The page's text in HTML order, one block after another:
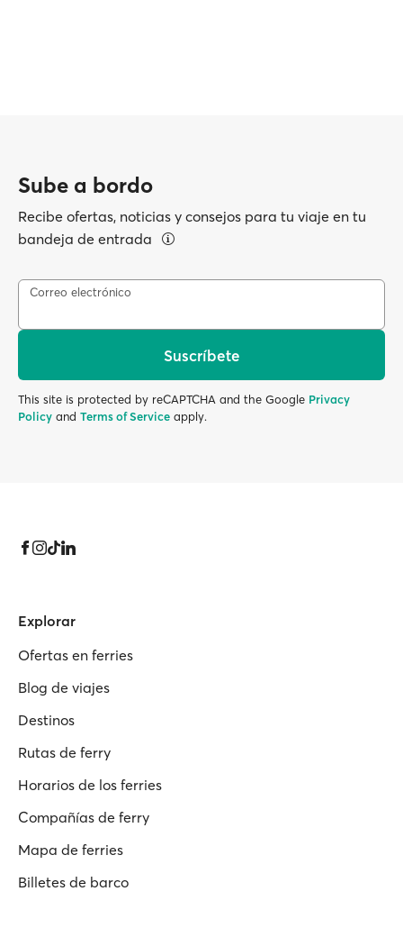
Sube a bordo
Recibe ofertas, noticias y consejos para tu viaje en tu
bandeja de entrada
Correo electrónico
Suscríbete
This site is protected by reCAPTCHA and the Google Privacy
Policy and Terms of Service apply.
Explorar
Ofertas en ferries
Blog de viajes
Destinos
Rutas de ferry
Horarios de los ferries
Compañías de ferry
Mapa de ferries
Billetes de barco